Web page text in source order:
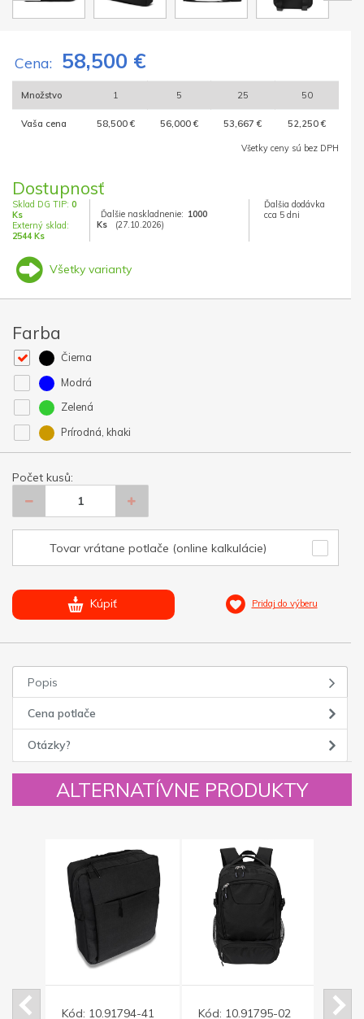
Cena: 58,500 €
Množstvo 1 5 25 50
Vaša cena 58,500 € 56,000 € 53,667 € 52,250 €
Všetky ceny sú bez DPH
Dostupnosť
Sklad DG TIP: 0
Ks
Externý sklad:
2544 Ks
Ďalšie naskladnenie: 1000
Ks
(27.10.2026)
Ďalšia dodávka
cca 5 dni
Všetky varianty
Farba
Čierna
Modrá
Zelená
Prírodná, khaki
Počet kusů:
Tovar vrátane potlače (online kalkulácie)
Kúpiť Pridaj do výberu
Popis
Cena potlače
Otázky?
ALTERNATÍVNE PRODUKTY
Kód: 10.91794-41
Kód: 10.91795-02
Kód: